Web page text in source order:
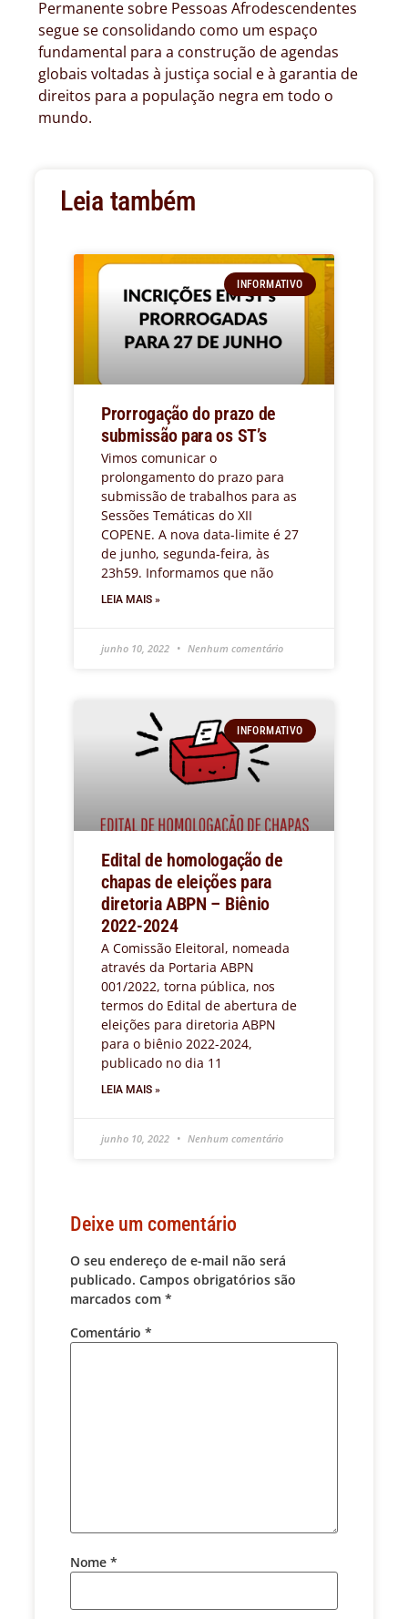
Permanente sobre Pessoas Afrodescendentes
segue se consolidando como um espaço
fundamental para a construção de agendas
globais voltadas à justiça social e à garantia de
direitos para a população negra em todo o
mundo.
Leia também
INFORMATIVO
Prorrogação do prazo de
submissão para os ST’s
Vimos comunicar o
prolongamento do prazo para
submissão de trabalhos para as
Sessões Temáticas do XII
COPENE. A nova data-limite é 27
de junho, segunda-feira, às
23h59. Informamos que não
LEIA MAIS »
junho 10, 2022 Nenhum comentário
INFORMATIVO
Edital de homologação de
chapas de eleições para
diretoria ABPN – Biênio
2022-2024
A Comissão Eleitoral, nomeada
através da Portaria ABPN
001/2022, torna pública, nos
termos do Edital de abertura de
eleições para diretoria ABPN
para o biênio 2022-2024,
publicado no dia 11
LEIA MAIS »
junho 10, 2022 Nenhum comentário
Deixe um comentário
O seu endereço de e-mail não será
publicado. Campos obrigatórios são
marcados com *
Comentário *
Nome *